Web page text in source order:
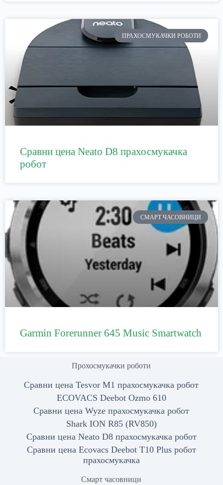
ПРАХОСМУКАЧКИ РОБОТИ
Сравни цена Neato D8 прахосмукачка
робот
СМАРТ ЧАСОВНИЦИ
Garmin Forerunner 645 Music Smartwatch
Прохосмукачки роботи
Сравни цена Tesvor M1 прахосмукачка робот
ECOVACS Deebot Ozmo 610
Сравни цена Wyze прахосмукачка робот
Shark ION R85 (RV850)
Сравни цена Neato D8 прахосмукачка робот
Сравни цена Ecovacs Deebot T10 Plus робот
прахосмукачка
Смарт часовници